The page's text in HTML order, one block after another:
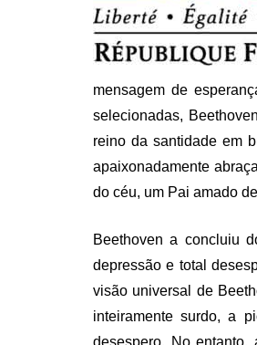
mensagem de
selecionadas,
reino da santidade em
apaixonadamente
do céu, um Pai amado
Beethoven a concluiu
depressão e total
visão universal de
inteiramente surdo, a
desespero. No entanto,